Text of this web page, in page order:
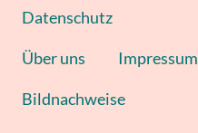
Datenschutz
Über uns Impressum
Bildnachweise